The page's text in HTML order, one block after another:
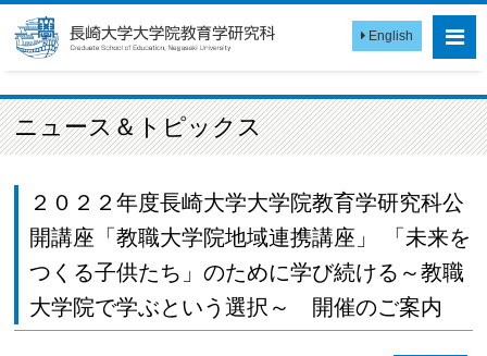
English
ニュース＆トピックス
２０２２年度長崎大学大学院教育学研究科公
開講座「教職大学院地域連携講座」 「未来を
つくる子供たち」のために学び続ける～教職
大学院で学ぶという選択～ 開催のご案内